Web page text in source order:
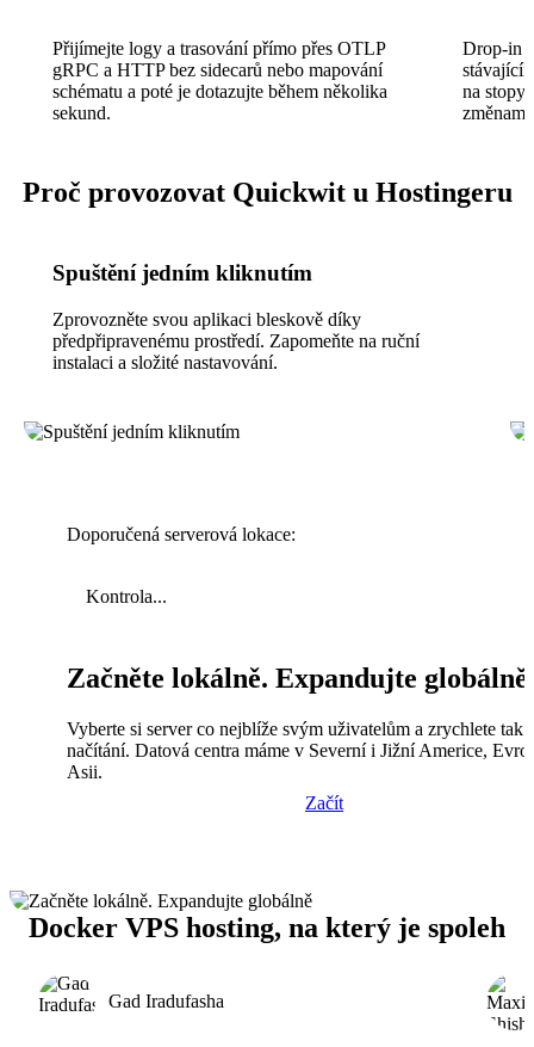
Přijímejte logy a trasování přímo přes OTLP
gRPC a HTTP bez sidecarů nebo mapování
schématu a poté je dotazujte během několika
sekund.
Drop-in
na stopy
Proč provozovat Quickwit u Hostingeru
Spuštění jedním kliknutím
Zprovozněte svou aplikaci bleskově díky
předpřipravenému prostředí. Zapomeňte na ruční
instalaci a složité nastavování.
Doporučená serverová lokace:
Kontrola...
Začněte lokálně. Expandujte globálně
Vyberte si server co nejblíže svým uživatelům a zrychlete tak
načítání. Datová centra máme v Severní i Jižní Americe,
Asii.
Začít
Docker VPS hosting, na který je spoleh
Gad Iradufasha